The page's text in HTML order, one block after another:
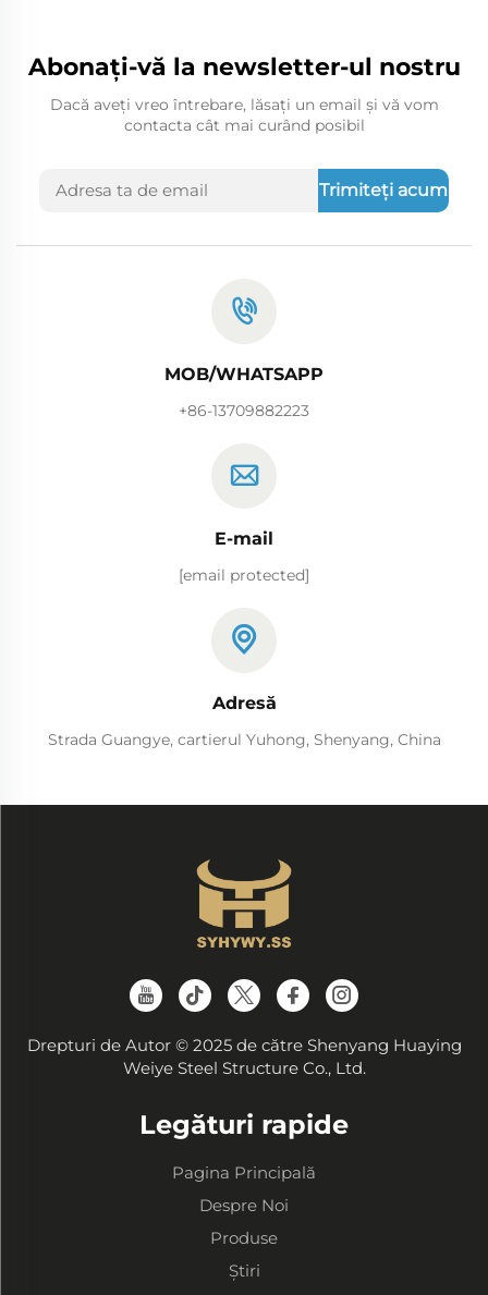
Abonați-vă la newsletter-ul nostru
Dacă aveți vreo întrebare, lăsați un email și vă vom
contacta cât mai curând posibil
Trimiteți acum
MOB/WHATSAPP
+86-13709882223
E-mail
[email protected]
Adresă
Strada Guangye, cartierul Yuhong, Shenyang, China
Drepturi de Autor © 2025 de către Shenyang Huaying
Weiye Steel Structure Co., Ltd.
Legături rapide
Pagina Principală
Despre Noi
Produse
Știri